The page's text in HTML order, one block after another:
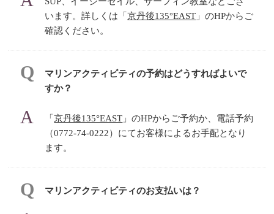
います。詳しくは「京丹後135°EAST 」のHPからご
確認ください。
マリンアクティビティの予約はどうすればよいで
すか？
「京丹後135°EAST 」のHPからご予約か、電話予約
（0772-74-0222）にてお客様によるお手配となり
ます。
マリンアクティビティのお支払いは？